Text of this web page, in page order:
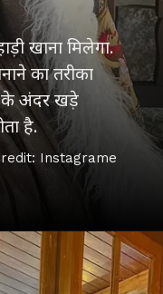
खाना मिलेगा.
का तरीका
के अंदर खड़े
है.
Instagrame